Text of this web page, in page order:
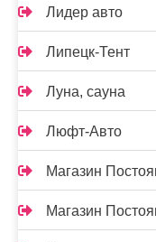
Лидер авто
Липецк-Тент
Луна, сауна
Люфт-Авто
Магазин
Магазин